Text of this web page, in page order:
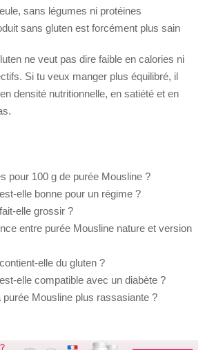
sans légumes ni protéines
sans gluten est forcément plus sain
ne veut pas dire faible en calories ni
Si tu veux manger plus équilibré, il
densité nutritionnelle, en satiété et en
pour 100 g de purée Mousline ?
elle bonne pour un régime ?
elle grossir ?
entre purée Mousline nature et version
elle du gluten ?
elle compatible avec un diabète ?
Mousline plus rassasiante ?